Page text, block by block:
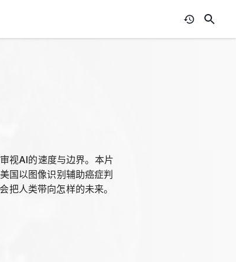
视AI的速度与边界。本片
国以图像识别辅助癌症判
把人类带向怎样的未来。